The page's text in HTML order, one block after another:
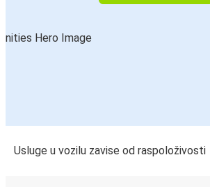
Usluge u vozilu zavise od raspoloživosti